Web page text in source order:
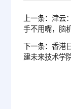
上一条：津云
手不用嘴，脑
下一条：香港
建未来技术学